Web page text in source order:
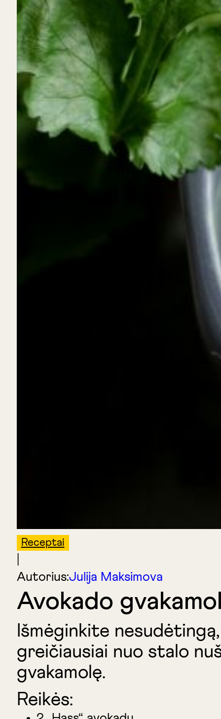
Receptai
Autorius:Julija Maksimova
Avokado
Išmėginkite
greičiausiai nuo stalo
gvakamolę.
Reikės: